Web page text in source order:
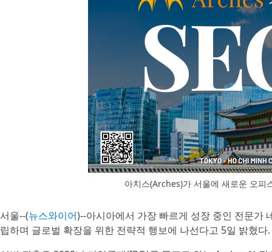
아치스(Arches)가 서울에 새로운 오피
서울--(뉴스와이어)--아시아에서 가장 빠르게 성장 중인 전문가
립하며 글로벌 확장을 위한 전략적 행보에 나선다고 5일 밝혔다.